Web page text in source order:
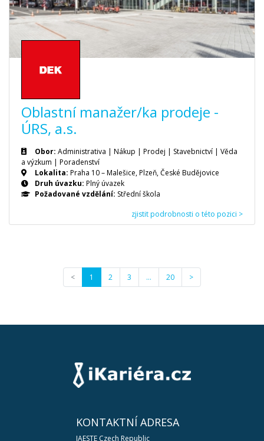
Oblastní manažer/ka prodeje -
ÚRS, a.s.
Obor: Administrativa | Nákup | Prodej | Stavebnictví | Věda
a výzkum | Poradenství
Lokalita: Praha 10 – Malešice, Plzeň, České Budějovice
Druh úvazku: Plný úvazek
Požadované vzdělání: Střední škola
zjistit podrobnosti o této pozici >
< 1 2 3 … 20 >
KONTAKTNÍ ADRESA
IAESTE Czech Republic